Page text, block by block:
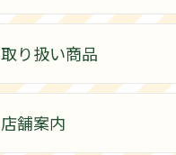
取り扱い商品
店舗案内